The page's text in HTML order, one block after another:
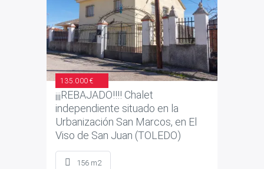
135.000 €
¡¡¡REBAJADO!!!! Chalet
independiente situado en la
Urbanización San Marcos, en El
Viso de San Juan (TOLEDO)
156 m2